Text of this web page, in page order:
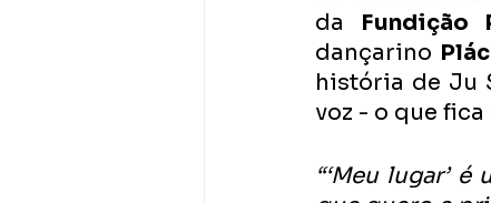
da Fundição
dançarino
história de Ju
voz - o que
“‘Meu lugar’